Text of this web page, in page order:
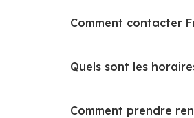
Comment contacter
Quels sont les
Comment prendre